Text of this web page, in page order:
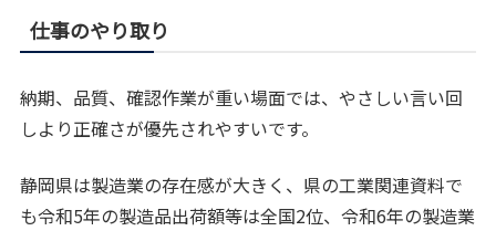
仕事のやり取り
納期、品質、確認作業が重い場面では、やさしい言い回
しより正確さが優先されやすいです。
静岡県は製造業の存在感が大きく、県の工業関連資料で
も令和5年の製造品出荷額等は全国2位、令和6年の製造業